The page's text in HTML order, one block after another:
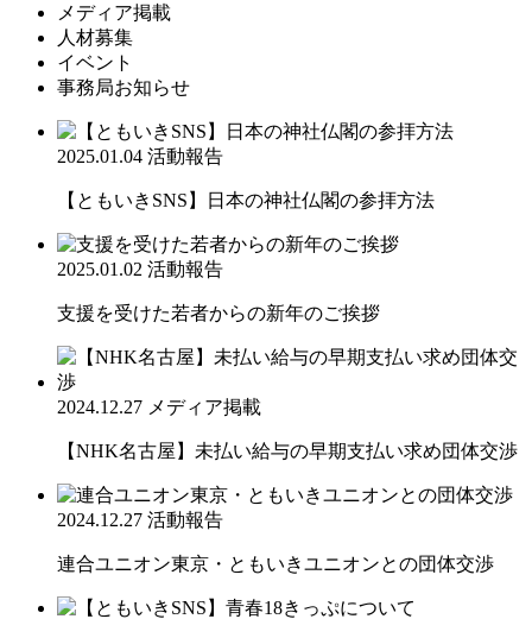
メディア掲載
人材募集
イベント
事務局お知らせ
2025.01.04 活動報告
【ともいきSNS】日本の神社仏閣の参拝方法
2025.01.02 活動報告
支援を受けた若者からの新年のご挨拶
2024.12.27 メディア掲載
【NHK名古屋】未払い給与の早期支払い求め団体交渉
2024.12.27 活動報告
連合ユニオン東京・ともいきユニオンとの団体交渉